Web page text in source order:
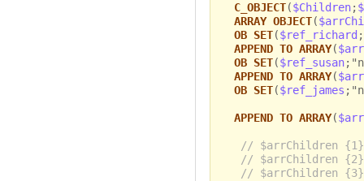
C_OBJECT($Children;
ARRAY OBJECT(
OB SET($ref_richard
APPEND TO ARRAY(
OB SET($ref_susan
APPEND TO ARRAY(
OB SET($ref_james
APPEND TO ARRAY(
// $arrChildren {1}
// $arrChildren {2}
// $arrChildren {3}